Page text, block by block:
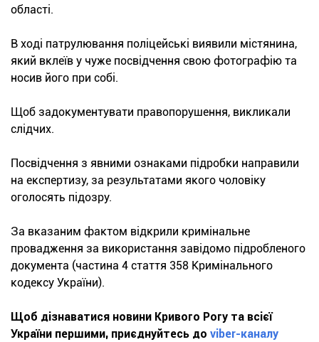
області.
В ході патрулювання поліцейські виявили містянина,
який вклеїв у чуже посвідчення свою фотографію та
носив його при собі.
Щоб задокументувати правопорушення, викликали
слідчих.
Посвідчення з явними ознаками підробки направили
на експертизу, за результатами якого чоловіку
оголосять підозру.
За вказаним фактом відкрили кримінальне
провадження за використання завідомо підробленого
документа (частина 4 стаття 358 Кримінального
кодексу України).
Щоб дізнаватися новини Кривого Рогу та всієї
України першими, приєднуйтесь до viber-каналу